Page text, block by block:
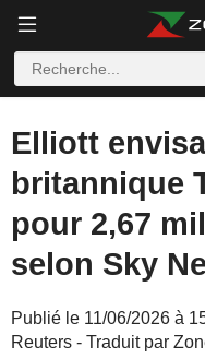
Elliott
britannique
pour 2,67
selon Sky
Publié le 11/06/2026 à
Reuters - Traduit par